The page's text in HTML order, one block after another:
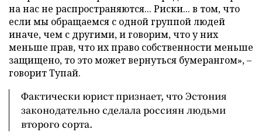
на нас не распространяются... Риски... в том, что
если мы обращаемся с одной группой людей
иначе, чем с другими, и говорим, что у них
меньше прав, что их право собственности меньше
защищено, то это может вернуться бумерангом», –
говорит Тупай.
Фактически юрист признает, что Эстония
законодательно сделала россиян людьми
второго сорта.